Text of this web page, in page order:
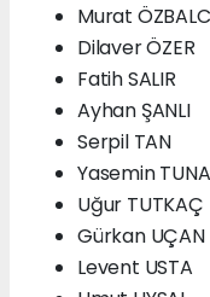
Murat
Dilaver ÖZER
Fatih SALIR
Ayhan ŞANLI
Serpil TAN
Yasemin TUNA
Uğur TUTKAÇ
Gürkan UÇAN
Levent USTA